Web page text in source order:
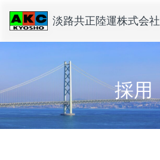
淡路共正陸運株式会社
採用